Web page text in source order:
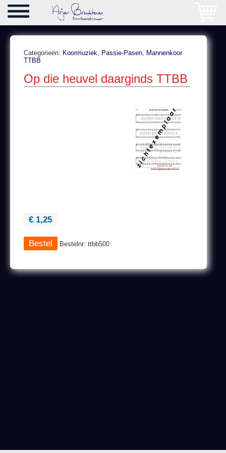
Categorieën: Koormuziek, Passie-Pasen, Mannenkoor
TTBB
Op die heuvel daarginds TTBB
€ 1,25
Bestelnr: ttbb500